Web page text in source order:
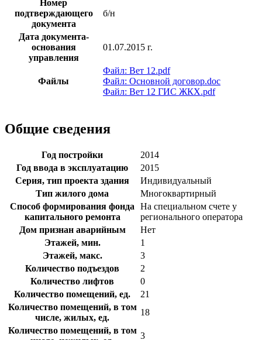
Номер
подтверждающего
документа
б/н
Дата документа-
основания
управления
01.07.2015 г.
Файлы
Файл: Вет 12.pdf
Файл: Основной договор.doc
Файл: Вет 12 ГИС ЖКХ.pdf
Общие сведения
Год постройки
2014
Год ввода в эксплуатацию
2015
Серия, тип проекта здания
Индивидуальный
Тип жилого дома
Многоквартирный
Способ формирования фонда
капитального ремонта
На специальном счете у
регионального оператора
Дом признан аварийным
Нет
Этажей, мин.
1
Этажей, макс.
3
Количество подъездов
2
Количество лифтов
0
Количество помещений, ед.
21
Количество помещений, в том
числе, жилых, ед.
18
Количество помещений, в том
3